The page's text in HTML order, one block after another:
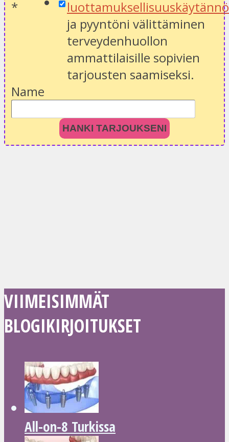
*
ja pyyntöni välittäminen
terveydenhuollon
ammattilaisille sopivien
tarjousten saamiseksi.
Name
HANKI TARJOUKSENI
VIIMEISIMMÄT
BLOGIKIRJOITUKSET
All-on-8 Turkissa